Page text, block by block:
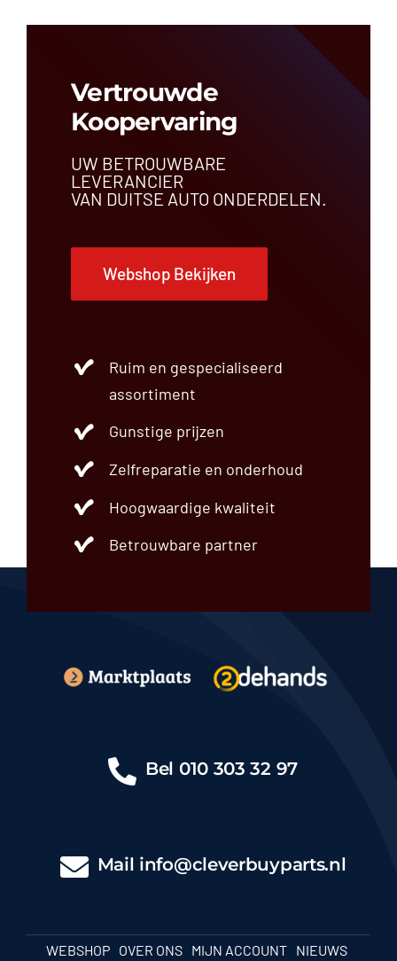
Vertrouwde
Koopervaring
UW BETROUWBARE
LEVERANCIER
VAN DUITSE AUTO ONDERDELEN.
Webshop Bekijken
Ruim en gespecialiseerd
assortiment
Gunstige prijzen
Zelfreparatie en onderhoud
Hoogwaardige kwaliteit
Betrouwbare partner
Bel 010 303 32 97
Mail info@cleverbuyparts.nl
WEBSHOP OVER ONS MIJN ACCOUNT NIEUWS